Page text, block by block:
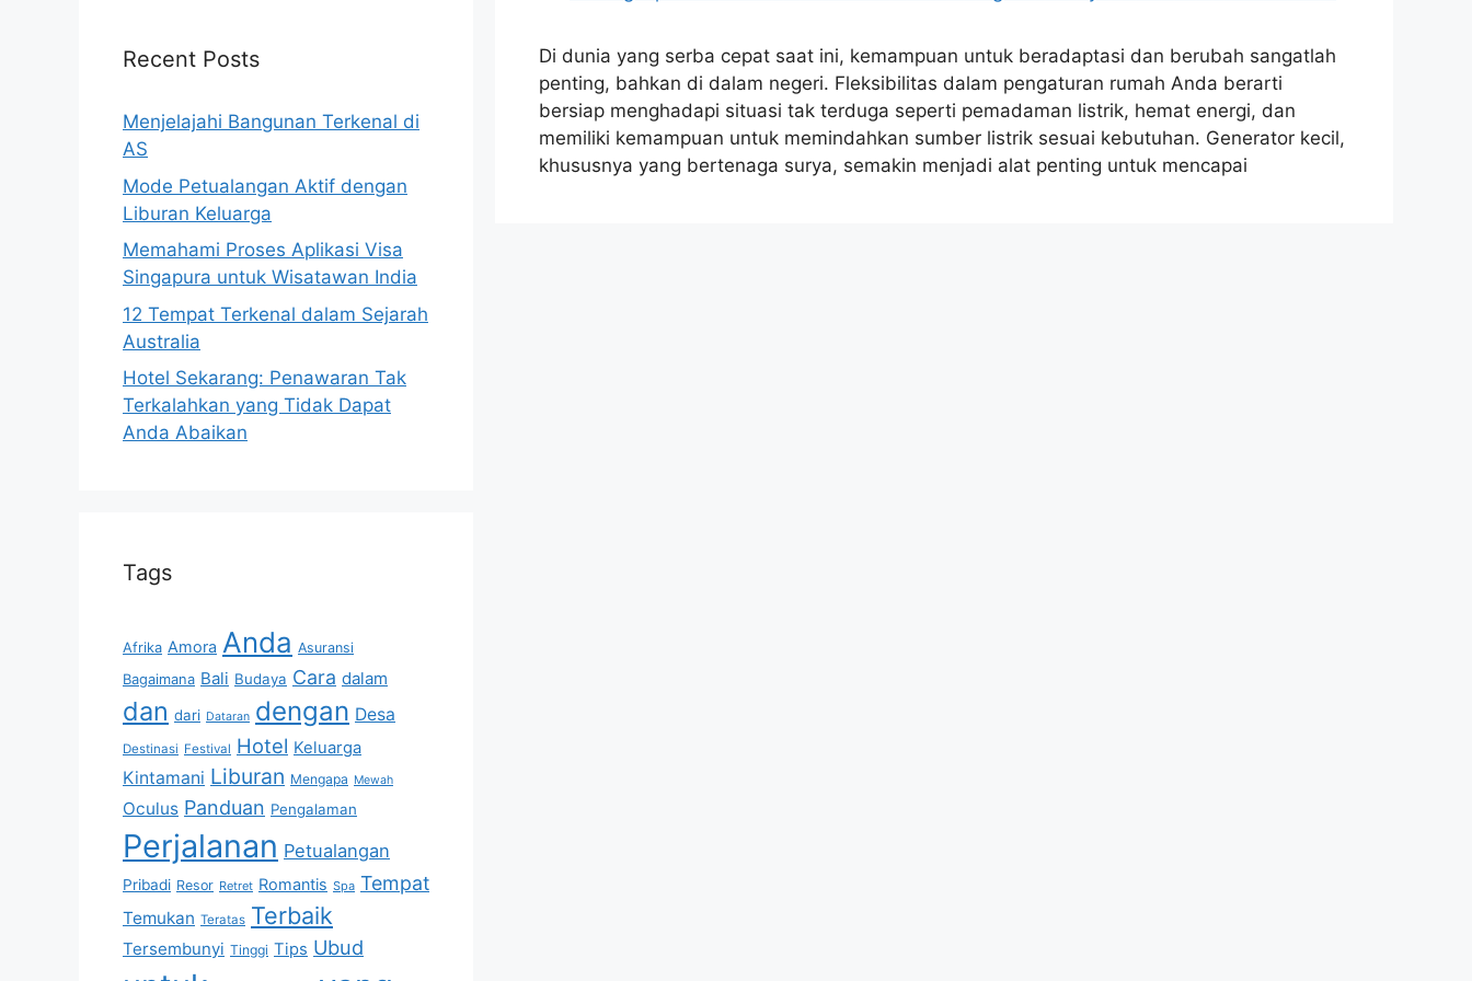
Di dunia yang serba cepat saat ini, kemampuan untuk beradaptasi dan berubah sangatlah
penting, bahkan di dalam negeri. Fleksibilitas dalam pengaturan rumah Anda berarti
bersiap menghadapi situasi tak terduga seperti pemadaman listrik, hemat energi, dan
memiliki kemampuan untuk memindahkan sumber listrik sesuai kebutuhan. Generator kecil,
khususnya yang bertenaga surya, semakin menjadi alat penting untuk mencapai
Recent Posts
Menjelajahi Bangunan Terkenal di
AS
Mode Petualangan Aktif dengan
Liburan Keluarga
Memahami Proses Aplikasi Visa
Singapura untuk Wisatawan India
12 Tempat Terkenal dalam Sejarah
Australia
Hotel Sekarang: Penawaran Tak
Terkalahkan yang Tidak Dapat
Anda Abaikan
Tags
Afrika Amora Anda Asuransi
Bagaimana Bali Budaya Cara dalam
dan dari Dataran dengan Desa
Destinasi Festival Hotel Keluarga
Kintamani Liburan Mengapa Mewah
Oculus Panduan Pengalaman
Perjalanan Petualangan
Pribadi Resor Retret Romantis Spa Tempat
Temukan Teratas Terbaik
Tersembunyi Tinggi Tips Ubud